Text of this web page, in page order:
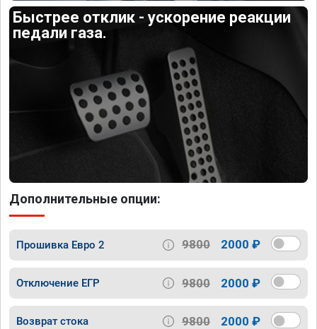
Быстрее отклик - ускорение реакции
педали газа.
Дополнительные опции:
Прошивка Евро 2 9800 2000 ₽
Отключение ЕГР 9800 2000 ₽
Возврат стока 9800 2000 ₽